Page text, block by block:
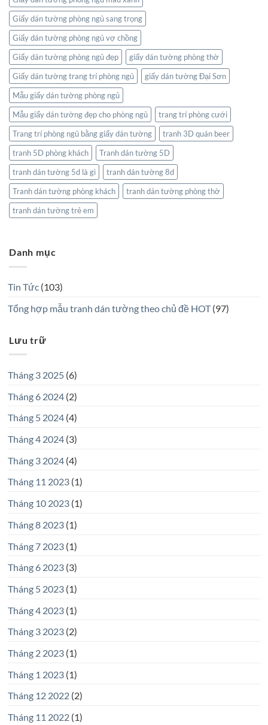
Giấy dán tường phòng ngủ sang trọng
Giấy dán tường phòng ngủ vợ chồng
Giấy dán tường phòng ngủ đẹp
giấy dán tường phòng thờ
Giấy dán tường trang trí phòng ngủ
giấy dán tường Đại Sơn
Mẫu giấy dán tường phòng ngủ
Mẫu giấy dán tường đẹp cho phòng ngủ
trang trí phòng cưới
Trang trí phòng ngủ bằng giấy dán tường
tranh 3D quán beer
tranh 5D phòng khách
Tranh dán tường 5D
tranh dán tường 5d là gì
tranh dán tường 8d
Tranh dán tường phòng khách
tranh dán tường phòng thờ
tranh dán tường trẻ em
Danh mục
Tin Tức(103)
Tổng hợp mẫu tranh dán tường theo chủ đề HOT(97)
Lưu trữ
Tháng 3 2025(6)
Tháng 6 2024(2)
Tháng 5 2024(4)
Tháng 4 2024(3)
Tháng 3 2024(4)
Tháng 11 2023(1)
Tháng 10 2023(1)
Tháng 8 2023(1)
Tháng 7 2023(1)
Tháng 6 2023(3)
Tháng 5 2023(1)
Tháng 4 2023(1)
Tháng 3 2023(2)
Tháng 2 2023(1)
Tháng 1 2023(1)
Tháng 12 2022(2)
Tháng 11 2022(1)